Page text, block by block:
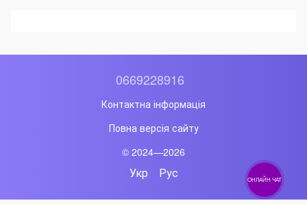
0669228916
Контактна інформація
Повна версія сайту
© 2024—2026
Укр Рус ОНЛАЙН ЧАТ